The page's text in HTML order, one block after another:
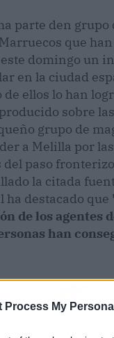
Process My
parte den
que han
domingo un
en la ciudad
ellos lo han
sobre
grupo de
a Melilla por las
paso
la citada
destacado que
de los agentes
han
cita previa
próxima